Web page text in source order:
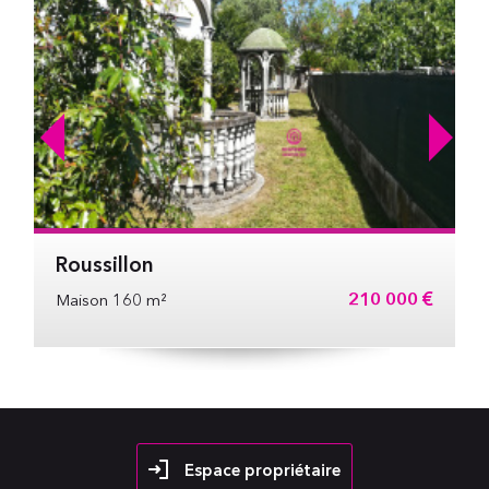
Roussillon
Maison 160 m² 210 000 €
Espace propriétaire